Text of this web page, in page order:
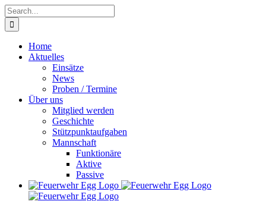
Skip
to
content
Search
for:
Home
Aktuelles
Einsätze
News
Proben / Termine
Über uns
Mitglied werden
Geschichte
Stützpunktaufgaben
Mannschaft
Funktionäre
Aktive
Passive